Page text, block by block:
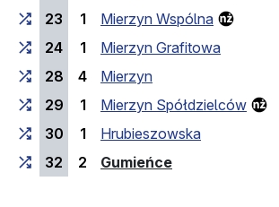
23
1
Mierzyn Wspólna
24
1
Mierzyn Grafitowa
28
4
Mierzyn
29
1
Mierzyn Spółdzielców
30
1
Hrubieszowska
32
2 Gumieńce(Endhaltestelle)